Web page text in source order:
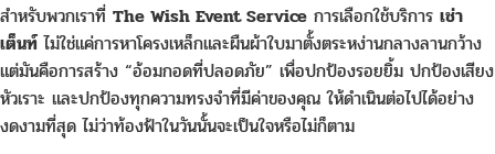
สำหรับพวกเราที่ The Wish Event Service การเลือกใช้บริการ เช่า
เต็นท์ ไม่ใช่แค่การหาโครงเหล็กและผืนผ้าใบมาตั้งตระหง่านกลางลานกว้าง
แต่มันคือการสร้าง “อ้อมกอดที่ปลอดภัย” เพื่อปกป้องรอยยิ้ม ปกป้องเสียง
หัวเราะ และปกป้องทุกความทรงจำที่มีค่าของคุณ ให้ดำเนินต่อไปได้อย่าง
งดงามที่สุด ไม่ว่าท้องฟ้าในวันนั้นจะเป็นใจหรือไม่ก็ตาม